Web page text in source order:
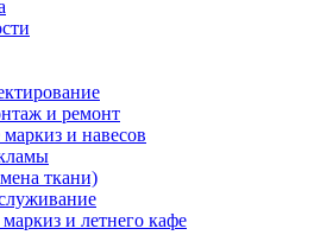
и ремонт
и навесов
ткани)
и летнего кафе